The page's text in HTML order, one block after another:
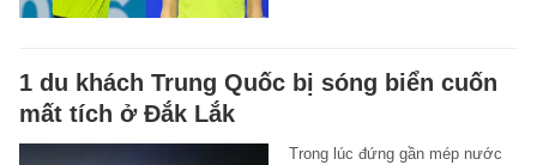
1 du khách Trung Quốc bị sóng biển cuốn
mất tích ở Đắk Lắk
Trong lúc đứng gần mép nước